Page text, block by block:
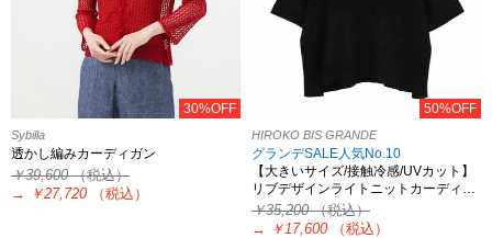
30%OFF
Sybilla
透かし編みカーディガン
￥39,600（税込）
→
￥27,720 （税込）
50%OFF
HIROKO BIS GRANDE
グランデSALE人気No.10
【大きいサイズ/接触冷感/UVカット】
リブデザインライトニットカーディ…
￥35,200（税込）
→
￥17,600 （税込）